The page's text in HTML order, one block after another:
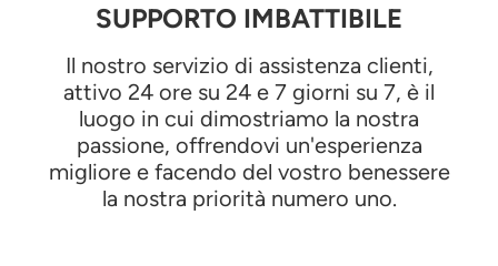
SUPPORTO IMBATTIBILE
Il nostro servizio di assistenza clienti,
attivo 24 ore su 24 e 7 giorni su 7, è il
luogo in cui dimostriamo la nostra
passione, offrendovi un'esperienza
migliore e facendo del vostro benessere
la nostra priorità numero uno.